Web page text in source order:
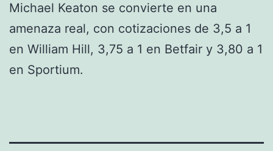
Michael Keaton se convierte en una
amenaza real, con cotizaciones de 3,5 a 1
en William Hill, 3,75 a 1 en Betfair y 3,80 a 1
en Sportium.